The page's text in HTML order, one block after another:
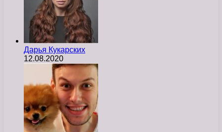
Дарья Кукарских
12.08.2020